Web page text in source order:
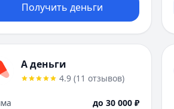
Получить деньги
А деньги
4.9 (11 отзывов)
до 30 000 ₽